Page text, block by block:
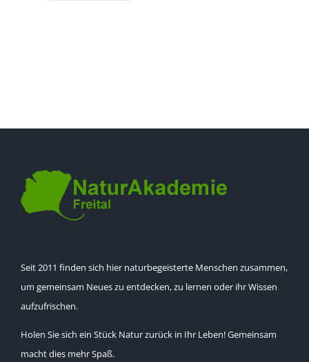
Seit 2011 finden sich hier naturbegeisterte Menschen zusammen,
um gemeinsam Neues zu entdecken, zu lernen oder ihr Wissen
aufzufrischen.
Holen Sie sich ein Stück Natur zurück in Ihr Leben! Gemeinsam
macht dies mehr Spaß.